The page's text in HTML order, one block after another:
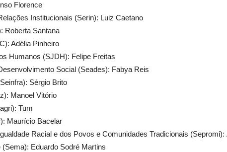
Florence
Institucionais (Serin): Luiz Caetano
Roberta Santana
Adélia Pinheiro
Humanos (SJDH): Felipe Freitas
Social (Seades): Fabya Reis
Sérgio Brito
Manoel Vitório
Tum
Maurício Bacelar
Racial e dos Povos e Comunidades Tradicionais
(Sema): Eduardo Sodré Martins